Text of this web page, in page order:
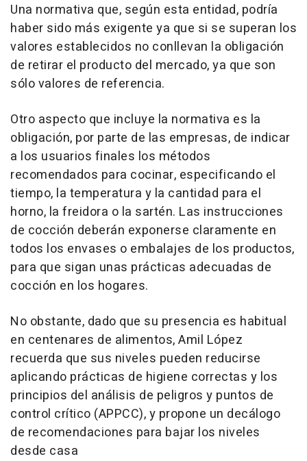
Una normativa que, según esta entidad, podría
haber sido más exigente ya que si se superan los
valores establecidos no conllevan la obligación
de retirar el producto del mercado, ya que son
sólo valores de referencia.
Otro aspecto que incluye la normativa es la
obligación, por parte de las empresas, de indicar
a los usuarios finales los métodos
recomendados para cocinar, especificando el
tiempo, la temperatura y la cantidad para el
horno, la freidora o la sartén. Las instrucciones
de cocción deberán exponerse claramente en
todos los envases o embalajes de los productos,
para que sigan unas prácticas adecuadas de
cocción en los hogares.
No obstante, dado que su presencia es habitual
en centenares de alimentos, Amil López
recuerda que sus niveles pueden reducirse
aplicando prácticas de higiene correctas y los
principios del análisis de peligros y puntos de
control crítico (APPCC), y propone un decálogo
de recomendaciones para bajar los niveles
desde casa